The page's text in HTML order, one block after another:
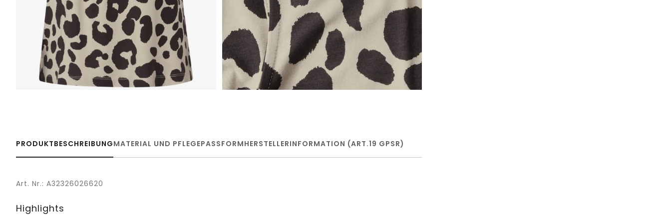
PRODUKTBESCHREIBUNGMATERIAL UND PFLEGEPASSFORMHERSTELLERINFORMATION (ART.19 GPSR)
Art. Nr.: A32326026620
Highlights